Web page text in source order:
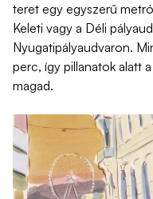
teret egy egyszerű
Keleti vagy a Déli
Nyugatipályaudvaron.
perc, így pillanatok alatt
magad.